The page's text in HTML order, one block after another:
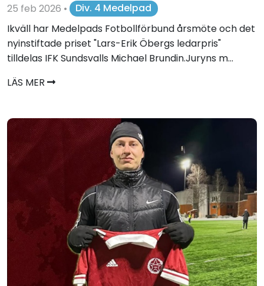
25 feb 2026 •
Div. 4 Medelpad
Ikväll har Medelpads Fotbollförbund årsmöte och det
nyinstiftade priset "Lars-Erik Öbergs ledarpris"
tilldelas IFK Sundsvalls Michael Brundin.Juryns m...
LÄS MER